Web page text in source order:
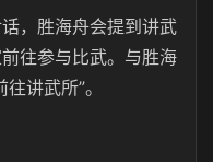
，胜海舟会提到讲武
往参与比武。与胜海
讲武所”。